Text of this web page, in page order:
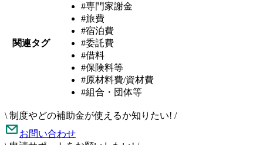
関連タグ
#専門家謝金
#旅費
#宿泊費
#委託費
#借料
#保険料等
#原材料費/資材費
#組合・団体等
\ 制度やどの補助金が使えるか知りたい! /
お問い合わせ